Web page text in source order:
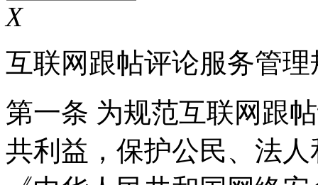
X
互联网跟帖评论服务管理
第一条 为规范互联网跟
共利益，保护公民、法